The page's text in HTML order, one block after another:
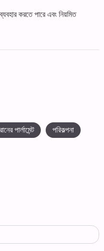
করতে পারে এবং নিয়মিত
পার্লামেন্ট পরিকল্পনা